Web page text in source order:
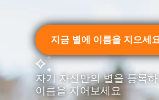
지금 별에 이름을 지으세
자기 자신만의 별을 등록하
이름을 지어보세요